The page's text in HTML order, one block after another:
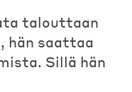
talouttaan
hän saattaa
Sillä hän